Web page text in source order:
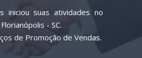
iniciou suas atividades no
- SC.
de Promoção de Vendas.